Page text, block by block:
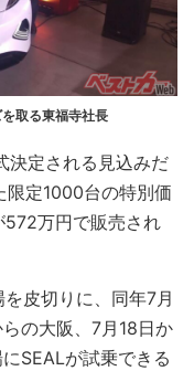
取る東福寺社長
決定される見込みだ
限定1000台の特別価
万円で販売され
皮切りに、同年7月
の大阪、7月18日か
SEALが試乗できる